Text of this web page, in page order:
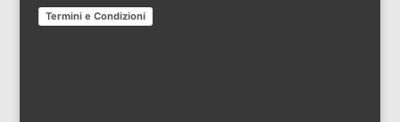
Termini e Condizioni